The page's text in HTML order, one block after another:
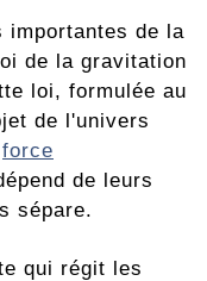
importantes de la
de la gravitation
loi, formulée au
de l'univers
force
de leurs
sépare.
qui régit les